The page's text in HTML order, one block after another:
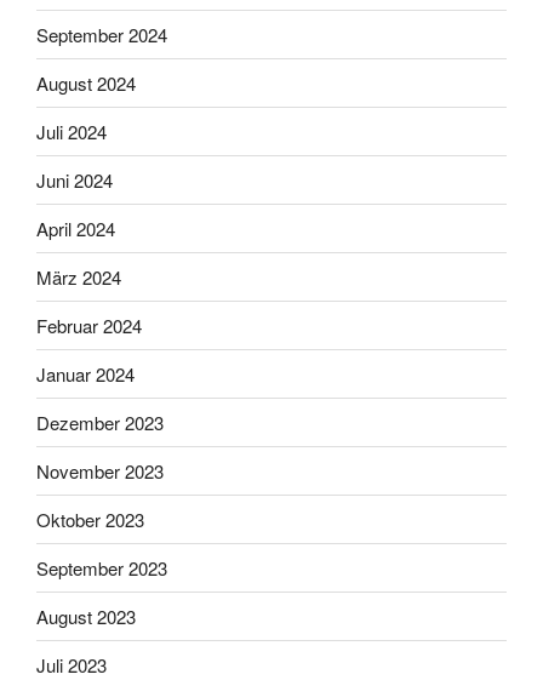
September 2024
August 2024
Juli 2024
Juni 2024
April 2024
März 2024
Februar 2024
Januar 2024
Dezember 2023
November 2023
Oktober 2023
September 2023
August 2023
Juli 2023